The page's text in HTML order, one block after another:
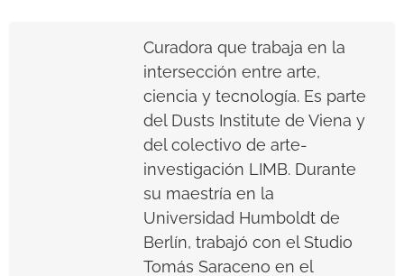
Curadora que trabaja en la
intersección entre arte,
ciencia y tecnología. Es parte
del Dusts Institute de Viena y
del colectivo de arte-
investigación LIMB. Durante
su maestría en la
Universidad Humboldt de
Berlín, trabajó con el Studio
Tomás Saraceno en el